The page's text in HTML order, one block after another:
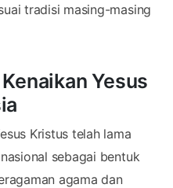
tradisi masing-masing
Yesus
Kristus telah lama
sebagai bentuk
agama dan